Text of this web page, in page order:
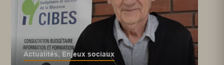
Actualités, Enjeux sociaux